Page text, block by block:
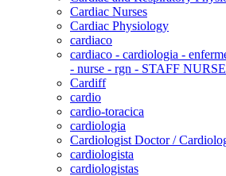
Cardiac Nurses
Cardiac Physiology
cardiaco
cardiaco - cardiologia -
- nurse - rgn - STAFF
Cardiff
cardio
cardio-toracica
cardiologia
Cardiologist Doctor /
cardiologista
cardiologistas